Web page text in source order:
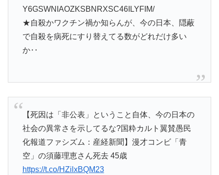
Y6GSWNIAOZKSBNRXSC46ILYFIM/
★自殺かワクチン禍か知らんが、今の日本、隠蔽
で自殺を病死にすり替えてる数がどれだけ多い
か‥
【死因は「非公表」ということ自体、今の日本の
社会の異常さを示してるな?国粋カルト翼賛愚民
化報道ファシズム：産経新聞】漫才コンビ「青
空」の須藤理恵さん死去 45歳
https://t.co/HZilxBQM23